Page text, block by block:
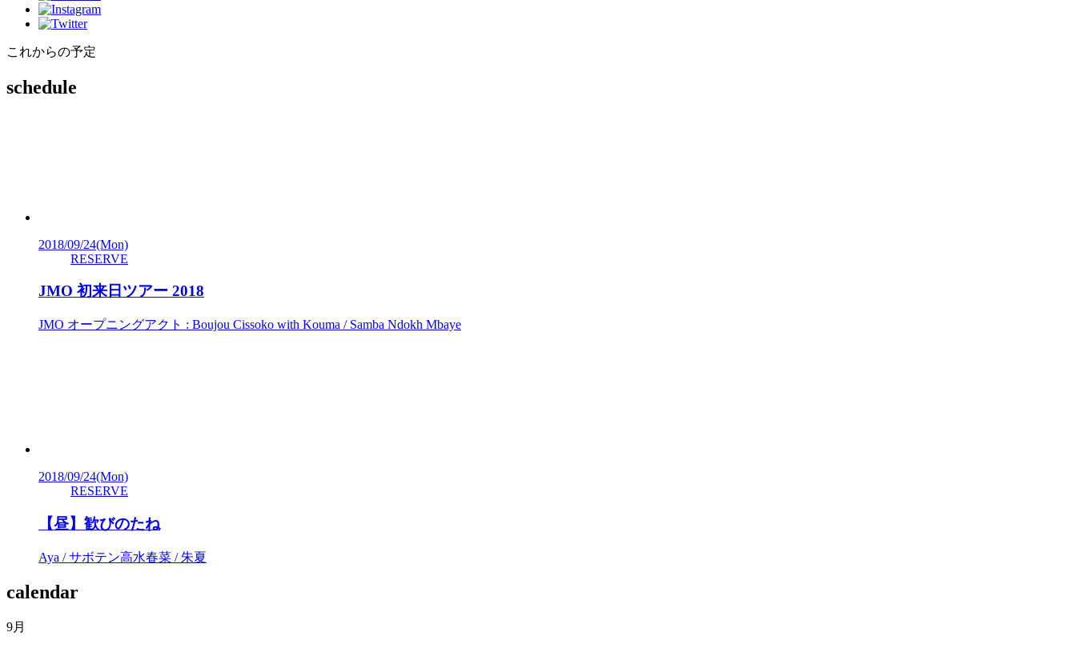
これからの予定
schedule
2018/09/24(Mon)
RESERVE
JMO 初来日ツアー 2018
JMO オープニングアクト : Boujou Cissoko with Kouma / Samba Ndokh Mbaye
2018/09/24(Mon)
RESERVE
【昼】歓びのたね
Aya / サボテン高水春菜 / 朱夏
calendar
9月